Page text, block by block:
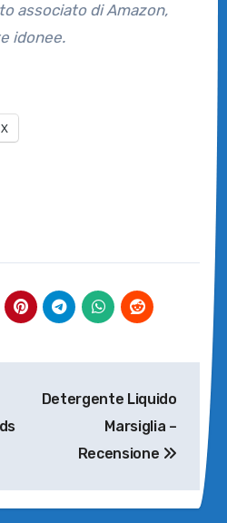
associato di Amazon,
idonee.
X
Detergente Liquido
Marsiglia –
Recensione